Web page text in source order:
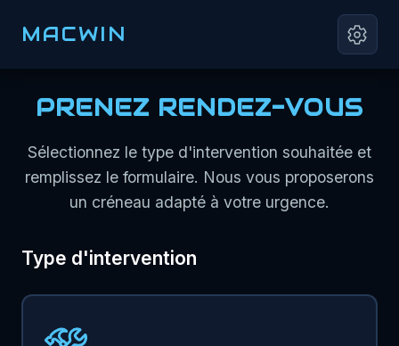
MACWIN
PRENEZ RENDEZ-VOUS
Sélectionnez le type d'intervention souhaitée et
remplissez le formulaire. Nous vous proposerons
un créneau adapté à votre urgence.
Type d'intervention